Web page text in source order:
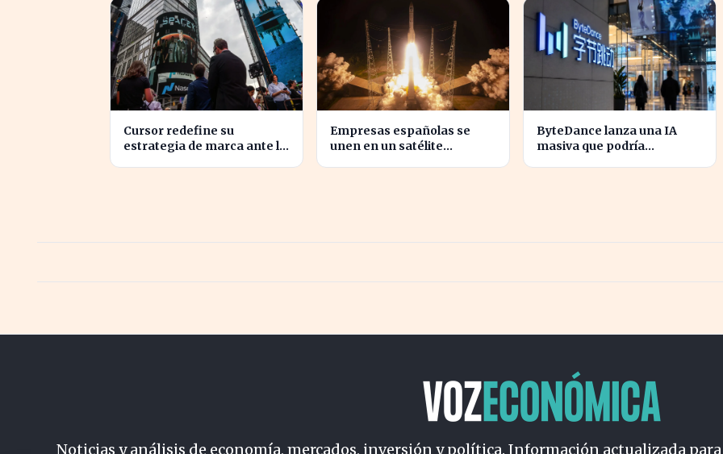
fallecimiento.
Cursor redefine su
estrategia de marca ante la
Empresas españolas se
unen en un satélite
ByteDance lanza una IA
masiva que podría
Noticias y análisis de economía, mercados, inversión y política. Información actualizada